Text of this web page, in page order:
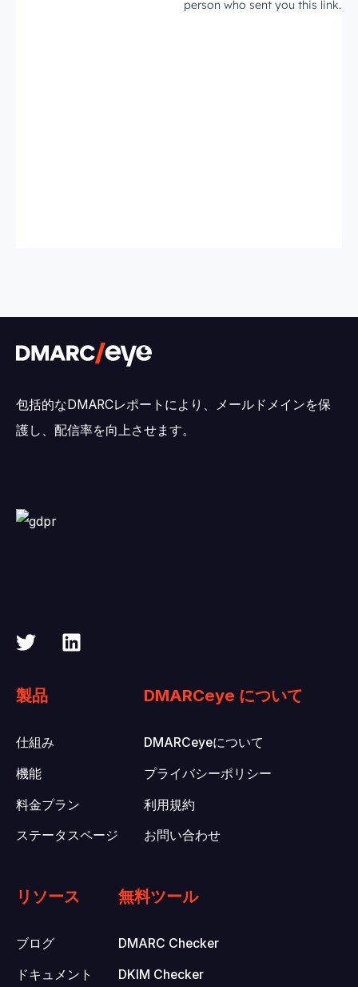
包括的なDMARCレポートにより、メールドメインを保
護し、配信率を向上させます。
製品
仕組み
機能
料金プラン
ステータスページ
DMARCeye について
DMARCeyeについて
プライバシーポリシー
利用規約
お問い合わせ
リソース
ブログ
ドキュメント
無料ツール
DMARC Checker
DKIM Checker